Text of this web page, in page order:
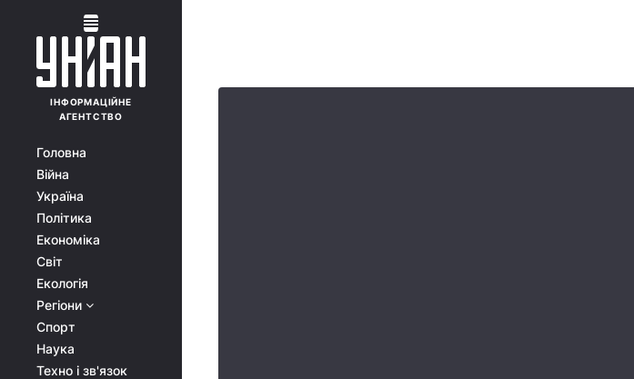
ІНФОРМАЦІЙНЕ
АГЕНТСТВО
Головна
Війна
Україна
Політика
Економіка
Світ
Екологія
Регіони
Спорт
Наука
Техно і зв'язок